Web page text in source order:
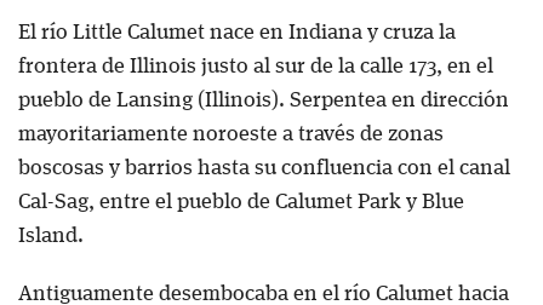
El río Little Calumet nace en Indiana y cruza la
frontera de Illinois justo al sur de la calle 173, en el
pueblo de Lansing (Illinois). Serpentea en dirección
mayoritariamente noroeste a través de zonas
boscosas y barrios hasta su confluencia con el canal
Cal-Sag, entre el pueblo de Calumet Park y Blue
Island.
Antiguamente desembocaba en el río Calumet hacia